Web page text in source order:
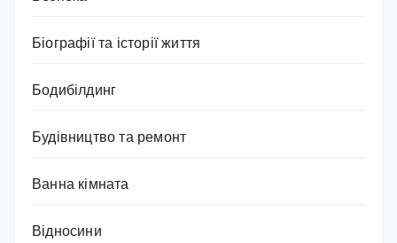
Біографії та історії життя
Бодибілдинг
Будівництво та ремонт
Ванна кімната
Відносини